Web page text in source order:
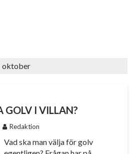
oktober
GOLV I VILLAN?
Redaktion
Vad ska man välja för golv